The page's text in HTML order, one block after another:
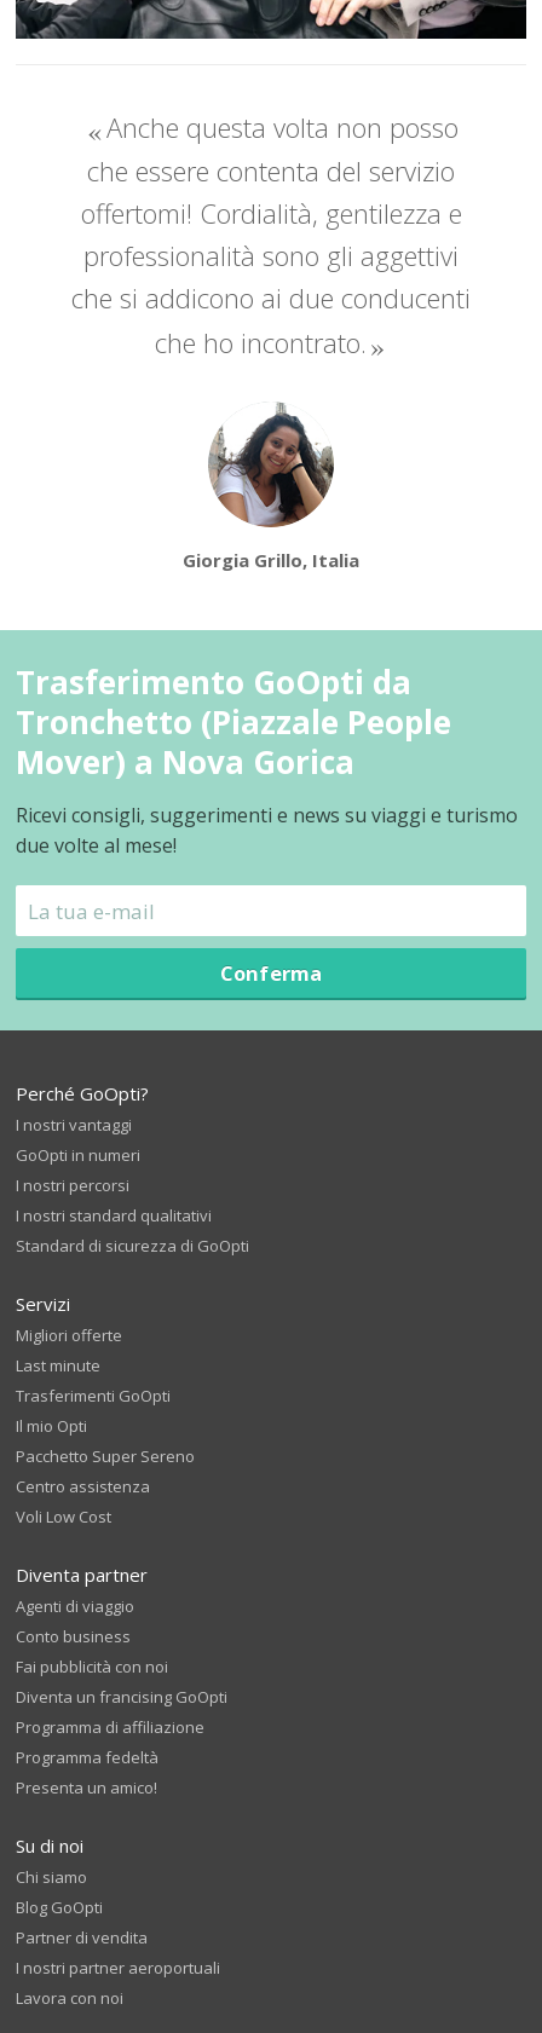
Anche questa volta non posso
che essere contenta del servizio
offertomi! Cordialità, gentilezza e
professionalità sono gli aggettivi
che si addicono ai due conducenti
che ho incontrato.
Giorgia Grillo, Italia
Trasferimento GoOpti da
Tronchetto (Piazzale People
Mover) a Nova Gorica
Ricevi consigli, suggerimenti e news su viaggi e turismo
due volte al mese!
Conferma
Perché GoOpti?
I nostri vantaggi
GoOpti in numeri
I nostri percorsi
I nostri standard qualitativi
Standard di sicurezza di GoOpti
Servizi
Migliori offerte
Last minute
Trasferimenti GoOpti
Il mio Opti
Pacchetto Super Sereno
Centro assistenza
Voli Low Cost
Diventa partner
Agenti di viaggio
Conto business
Fai pubblicità con noi
Diventa un francising GoOpti
Programma di affiliazione
Programma fedeltà
Presenta un amico!
Su di noi
Chi siamo
Blog GoOpti
Partner di vendita
I nostri partner aeroportuali
Lavora con noi